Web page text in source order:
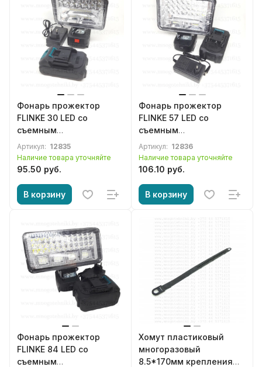
Фонарь прожектор
FLINKE 30 LED со
съемным
аккумулятором
Артикул: 12835
Наличие товара уточняйте
95.50 руб.
В корзину
Фонарь прожектор
FLINKE 57 LED со
съемным
аккумулятором
Артикул: 12836
Наличие товара уточняйте
106.10 руб.
В корзину
Фонарь прожектор
FLINKE 84 LED со
съемным
Хомут пластиковый
многоразовый
8.5*170мм крепления